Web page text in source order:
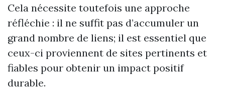
Cela nécessite toutefois une approche
réfléchie : il ne suffit pas d’accumuler un
grand nombre de liens; il est essentiel que
ceux-ci proviennent de sites pertinents et
fiables pour obtenir un impact positif
durable.